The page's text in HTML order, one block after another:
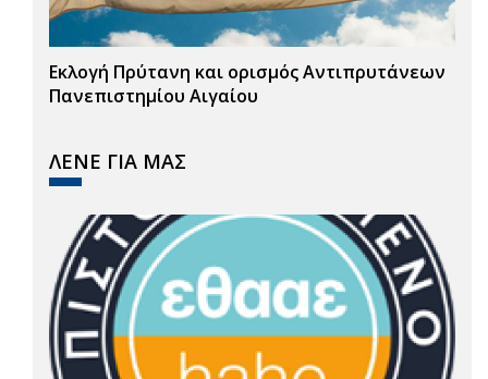
Εκλογή Πρύτανη και ορισμός Αντιπρυτάνεων
Πανεπιστημίου Αιγαίου
ΛΕΝΕ ΓΙΑ ΜΑΣ